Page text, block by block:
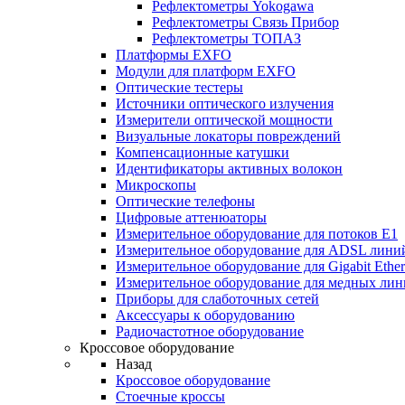
Рефлектометры Yokogawa
Рефлектометры Связь Прибор
Рефлектометры ТОПАЗ
Платформы EXFO
Модули для платформ EXFO
Оптические тестеры
Источники оптического излучения
Измерители оптической мощности
Визуальные локаторы повреждений
Компенсационные катушки
Идентификаторы активных волокон
Микроскопы
Оптические телефоны
Цифровые аттенюаторы
Измерительное оборудование для потоков Е1
Измерительное оборудование для ADSL
Измерительное оборудование для Gigabit
Измерительное оборудование для медных
Приборы для слаботочных сетей
Аксессуары к оборудованию
Радиочастотное оборудование
Кроссовое оборудование
Назад
Кроссовое оборудование
Стоечные кроссы